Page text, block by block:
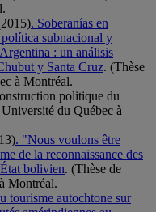
. Soberanías en
subnacional y
: un análisis
y Santa Cruz. (Thèse
à Montréal.
politique du
du Québec à
. "Nous voulons être
de la reconnaissance des
bolivien. (Thèse de
Montréal.
tourisme autochtone sur